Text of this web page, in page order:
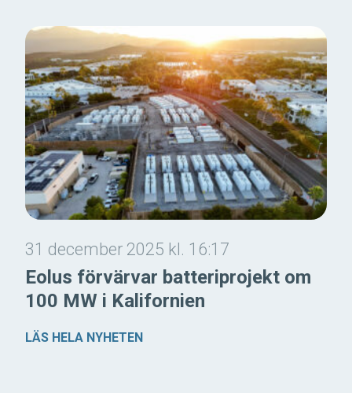
31 december 2025 kl. 16:17
Eolus förvärvar batteriprojekt om
100 MW i Kalifornien
LÄS HELA NYHETEN